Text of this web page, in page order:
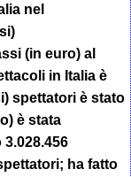
nel
(in euro) al
in Italia è
spettatori è stato
è stata
ha fatto